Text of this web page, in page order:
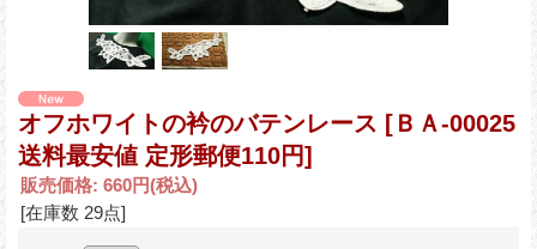
オフホワイトの衿のバテンレース [ＢＡ-00025
送料最安値 定形郵便110円]
販売価格: 660円(税込)
[在庫数 29点]